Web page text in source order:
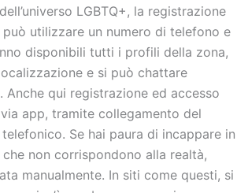
LGBTQ+, la registrazione
utilizzare un numero di telefono e
disponibili tutti i profili della zona,
e si può chattare
qui registrazione ed accesso
app, tramite collegamento del
Se hai paura di incappare in
non corrispondono alla realtà,
manualmente. In siti come questi, si